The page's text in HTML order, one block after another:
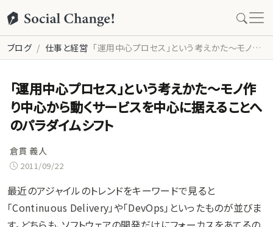
ブログ 仕事と経営 「運用中心プロセス」という考えかた～モノ作り中心から動くサービスを中心に据えることへのパラダイムシフト
「運用中心プロセス」という考えかた～モノ作
り中心から動くサービスを中心に据えることへ
のパラダイムシフト
倉貫 義人
2011/09/22
最近のアジャイルのトレンドをキーワードで見ると
「Continuous Delivery」や「DevOps」といったものが並びま